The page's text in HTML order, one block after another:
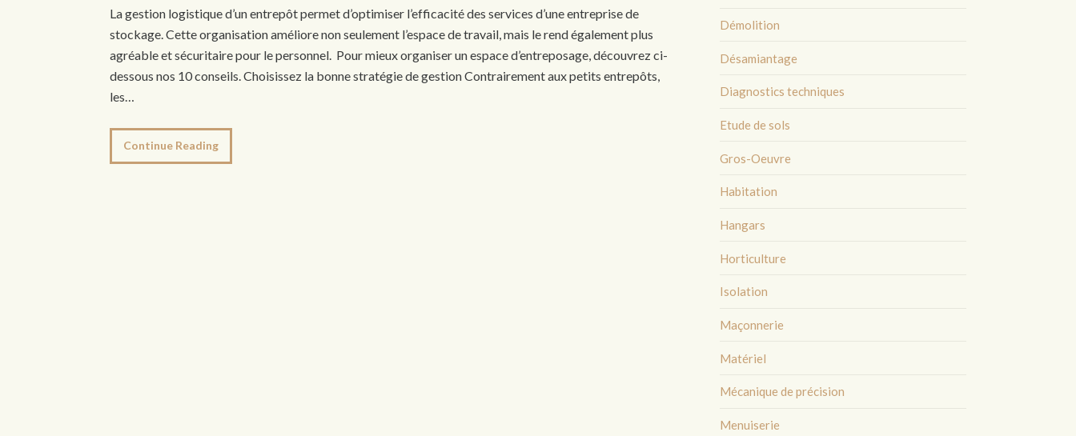
La gestion logistique d’un entrepôt permet d’optimiser l’efficacité des services d’une entreprise de
stockage. Cette organisation améliore non seulement l’espace de travail, mais le rend également plus
agréable et sécuritaire pour le personnel. Pour mieux organiser un espace d’entreposage, découvrez ci-
dessous nos 10 conseils. Choisissez la bonne stratégie de gestion Contrairement aux petits entrepôts,
les…
Continue Reading
Démolition
Désamiantage
Diagnostics techniques
Etude de sols
Gros-Oeuvre
Habitation
Hangars
Horticulture
Isolation
Maçonnerie
Matériel
Mécanique de précision
Menuiserie